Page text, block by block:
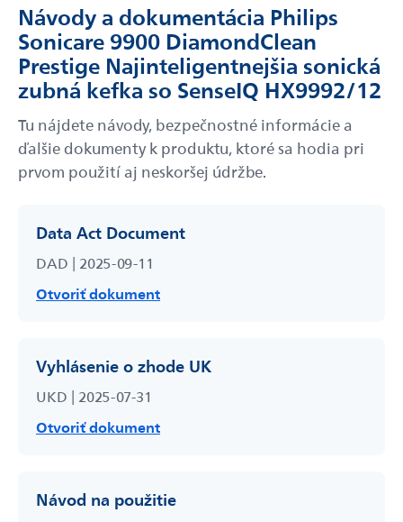
Návody a dokumentácia Philips
Sonicare 9900 DiamondClean
Prestige Najinteligentnejšia sonická
zubná kefka so SenseIQ HX9992/12
Tu nájdete návody, bezpečnostné informácie a
ďalšie dokumenty k produktu, ktoré sa hodia pri
prvom použití aj neskoršej údržbe.
Data Act Document
DAD | 2025-09-11
Otvoriť dokument
Vyhlásenie o zhode UK
UKD | 2025-07-31
Otvoriť dokument
Návod na použitie